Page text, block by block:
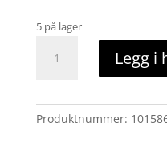
5 på lager
ornament,
antall
Legg i
Produktnummer: